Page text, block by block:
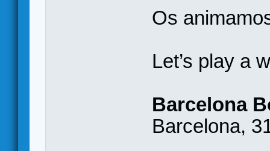
Os
Let’s play a
Barcelona
Barcelona,